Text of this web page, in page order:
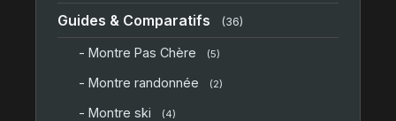
Guides & Comparatifs (36)
- Montre Pas Chère (5)
- Montre randonnée (2)
- Montre ski (4)